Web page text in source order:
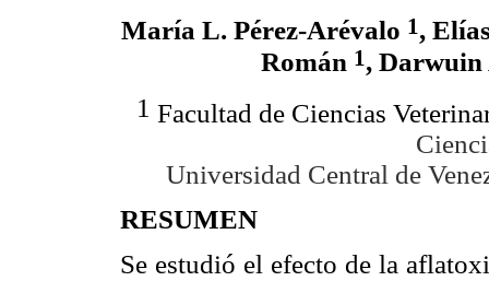
María L. Pérez-Arévalo 1,
Román 1,
1 Facultad de Ciencias
Universidad Central de
RESUMEN
Se estudió el efecto de la